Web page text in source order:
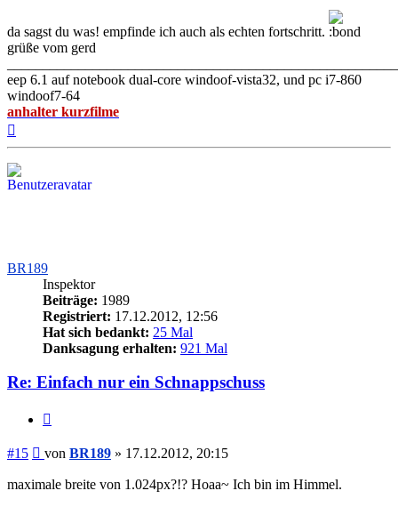
da sagst du was! empfinde ich auch als echten fortschritt.
grüße vom gerd
eep 6.1 auf notebook dual-core windoof-vista32, und pc i7-860
windoof7-64
anhalter kurzfilme
BR189
Inspektor
Beiträge: 1989
Registriert: 17.12.2012, 12:56
Hat sich bedankt: 25 Mal
Danksagung erhalten: 921 Mal
Re: Einfach nur ein Schnappschuss
#15 Beitrag
von BR189 » 17.12.2012, 20:15
maximale breite von 1.024px?!? Hoaa~ Ich bin im Himmel.